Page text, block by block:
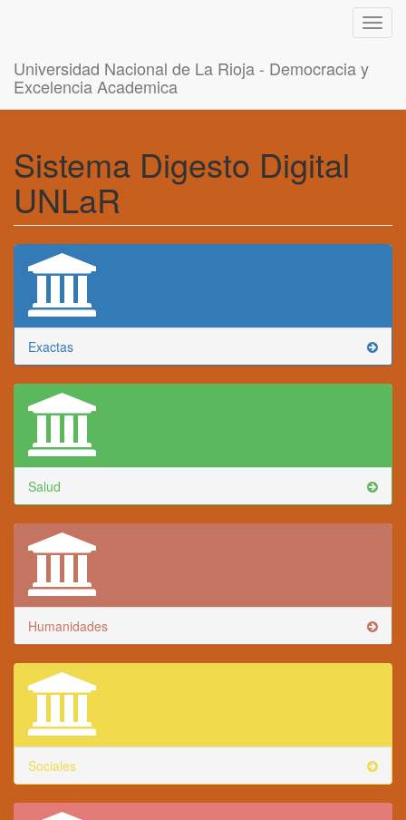
Universidad Nacional de La Rioja - Democracia y
Excelencia Academica
Sistema Digesto Digital
UNLaR
Exactas
Salud
Humanidades
Sociales